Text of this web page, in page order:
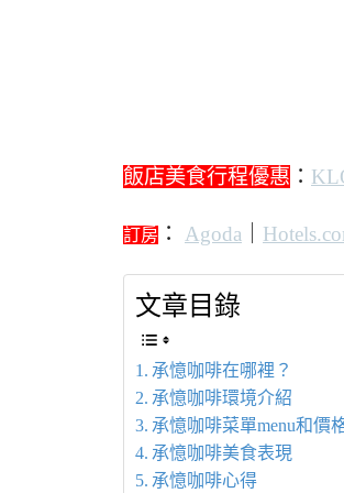
飯店美食行程優惠 ：
訂房 ： Agoda
文章目錄
承憶咖啡在哪裡？
承憶咖啡環境介紹
承憶咖啡菜單menu和價
承憶咖啡美食表現
承憶咖啡心得